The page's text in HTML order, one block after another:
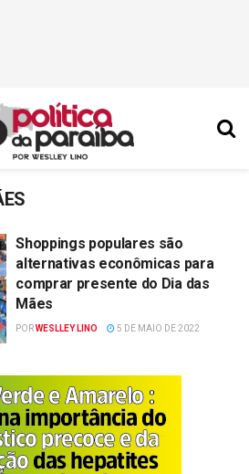
Shoppings populares são
alternativas econômicas para
comprar presente do Dia das
Mães
PORWESLLEY LINO 5 DE MAIO DE 2022